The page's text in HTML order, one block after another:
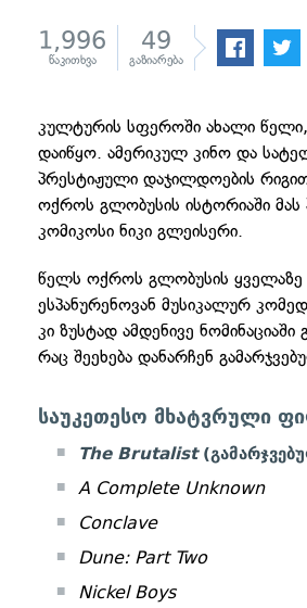
1,996
წაკითხვა
49
გაზიარება
კულტურის სფეროში ახალი
დაიწყო. ამერიკულ კინო და
პრესტიჟული დაჯილდოების
ოქროს გლობუსის ისტორიაში
კომიკოსი ნიკი გლეისერი.
წელს ოქროს გლობუსის
ესპანურენოვან მუსიკალურ
კი ზუსტად ამდენივე
რაც შეეხება დანარჩენ
საუკეთესო მხატვრული
The Brutalist
A Complete Unknown
Conclave
Dune: Part Two
Nickel Boys